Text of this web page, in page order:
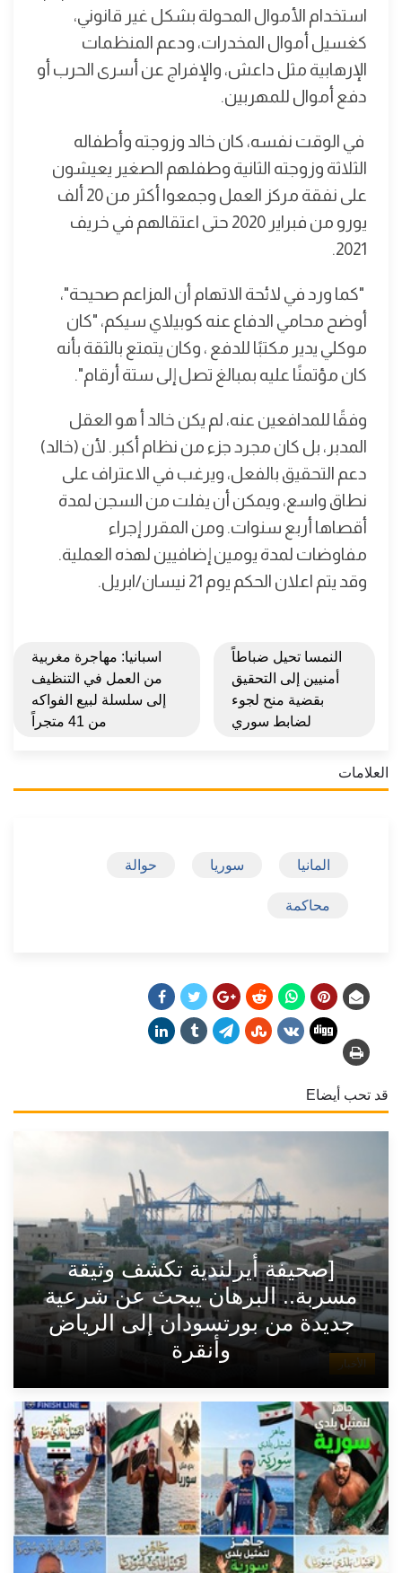
استخدام الأموال المحولة بشكل غير قانوني،
كغسيل أموال المخدرات، ودعم المنظمات
الإرهابية مثل داعش، والإفراج عن أسرى الحرب أو
دفع أموال للمهربين.
في الوقت نفسه، كان خالد وزوجته وأطفاله
الثلاثة وزوجته الثانية وطفلهم الصغير يعيشون
على نفقة مركز العمل وجمعوا أكثر من 20 ألف
يورو من فبراير 2020 حتى اعتقالهم في خريف
2021.
"كما ورد في لائحة الاتهام أن المزاعم صحيحة"،
أوضح محامي الدفاع عنه كوبيلاي سيكم، "كان
موكلي يدير مكتبًا للدفع ، وكان يتمتع بالثقة بأنه
كان مؤتمنًا عليه بمبالغ تصل إلى ستة أرقام".
وفقًا للمدافعين عنه، لم يكن خالد أ هو العقل
المدبر، بل كان مجرد جزء من نظام أكبر. لأن (خالد)
دعم التحقيق بالفعل، ويرغب في الاعتراف على
نطاق واسع، ويمكن أن يفلت من السجن لمدة
أقصاها أربع سنوات. ومن المقرر إجراء
مفاوضات لمدة يومين إضافيين لهذه العملية.
وقد يتم اعلان الحكم يوم 21 نيسان/ابريل.
النمسا تحيل ضباطاً
أمنيين إلى التحقيق
بقضية منح لجوء
لضابط سوري
اسبانيا: مهاجرة مغربية
من العمل في التنظيف
إلى سلسلة لبيع الفواكه
من 41 متجراً
العلامات
المانيا سوريا حوالة
محاكمة
قد تحب أيضاE
الأخبار
[صحيفة أيرلندية تكشف وثيقة
مسربة.. البرهان يبحث عن شرعية
جديدة من بورتسودان إلى الرياض
وأنقرة